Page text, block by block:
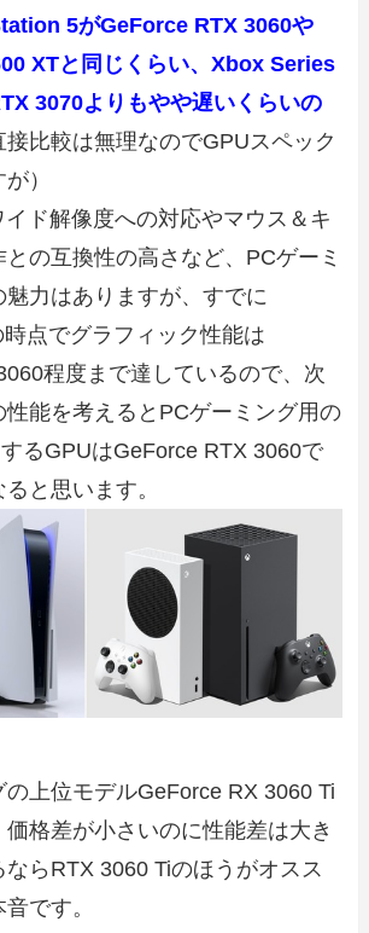
5がGeForce RTX 3060や
XTと同じくらい、Xbox Series
3070よりもやや遅いくらいの
接比較は無理なのでGPUスペック
）
ド解像度への対応やマウス＆キ
の互換性の高さなど、PCゲーミ
魅力はありますが、すでに
点でグラフィック性能は
程度まで達しているので、次
性能を考えるとPCゲーミング用の
るGPUはGeForce RTX 3060で
と思います。
の上位モデルGeForce RX 3060 Ti
価格差が小さいのに性能差は大き
らRTX 3060 Tiのほうがオスス
です。